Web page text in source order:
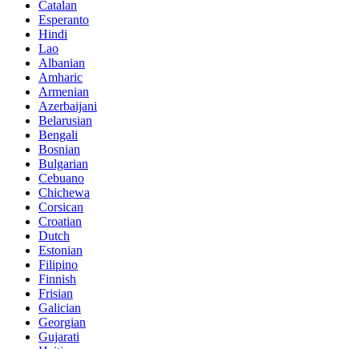
Catalan
Esperanto
Hindi
Lao
Albanian
Amharic
Armenian
Azerbaijani
Belarusian
Bengali
Bosnian
Bulgarian
Cebuano
Chichewa
Corsican
Croatian
Dutch
Estonian
Filipino
Finnish
Frisian
Galician
Georgian
Gujarati